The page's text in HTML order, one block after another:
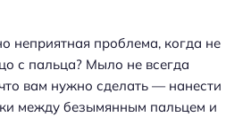
неприятная проблема, когда не
с пальца? Мыло не всегда
вам нужно сделать — нанести
между безымянным пальцем и